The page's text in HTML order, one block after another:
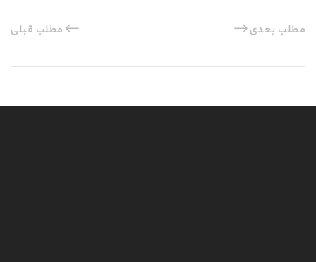
مطلب قبلی مطلب بعدی